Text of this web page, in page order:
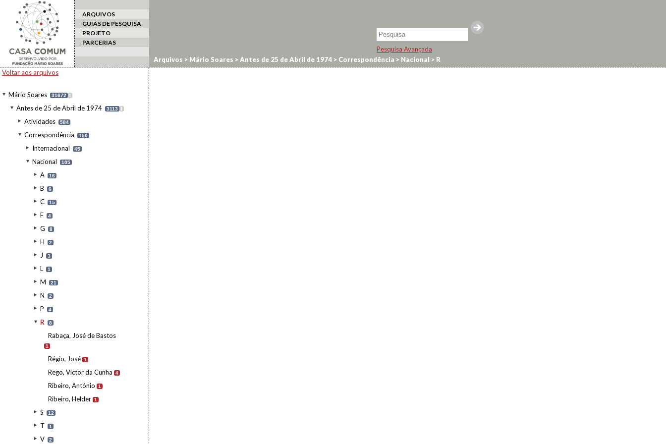
ARQUIVOS
GUIAS DE PESQUISA
PROJETO
PARCERIAS
Pesquisa Avançada
Voltar aos arquivos
Mário Soares 31672 I
Antes de 25 de Abril de 1974 3113 I
Atividades 584
Correspondência 150
Internacional 45
Nacional 105
A 16
B 6
C 15
F 4
G 8
H 2
J 3
L 1
M 21
N 2
P 4
R 8
Rabaça, José de Bastos
1
Régio, José 1
Rego, Victor da Cunha 4
Ribeiro, António 1
Ribeiro, Helder 1
S 12
T 1
V 2
Arquivos > Mário Soares >Antes de 25 de Abril de 1974 > Correspondência > Nacional > R